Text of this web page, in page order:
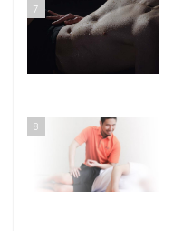
7
8